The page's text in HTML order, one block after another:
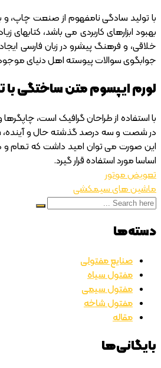
با تولید سادگی نامفهوم از صنعت چاپ، و
بهبود ابزارهای کاربردی می باشد،
خلاقی، و فرهنگ پیشرو در زبان فارسی
جوابگوی سوالات پیوسته اهل دنیای موجود
لورم ایپسوم متن ساختگی
با استفاده از طراحان گرافیک است،
در شصت و سه درصد گذشته حال و آینده،
این صورت می توان امید داشت که تمام و
اساسا مورد استفاده قرار گیرد.
تعویض موتور
ماشین های سیمکشی
دسته‌ها
صنایع مفتولی
مفتول سیاه
مفتول سیمی
مفتول شاخه
مقاله
بایگانی‌ها